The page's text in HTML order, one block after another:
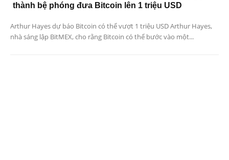
thành bệ phóng đưa Bitcoin lên 1 triệu USD
Arthur Hayes dự báo Bitcoin có thể vượt 1 triệu USD Arthur Hayes,
nhà sáng lập BitMEX, cho rằng Bitcoin có thể bước vào một...